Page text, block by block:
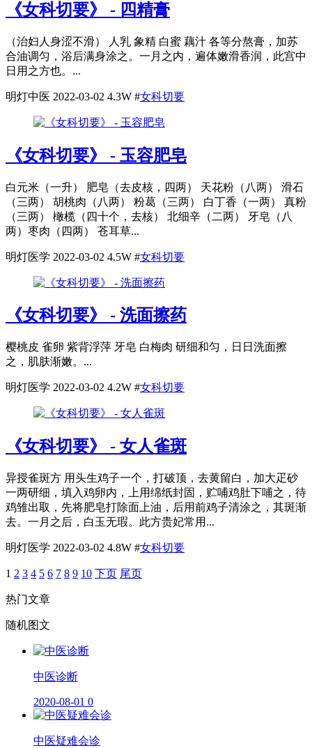
《女科切要》 - 四精膏
（治妇人身涩不滑） 人乳 象精 白蜜 藕汁 各等分熬膏，加苏
合油调匀，浴后满身涂之。一月之内，遍体嫩滑香润，此宫中
日用之方也。...
明灯中医 2022-03-02 4.3W #女科切要
《女科切要》 - 玉容肥皂
白元米（一升） 肥皂（去皮核，四两） 天花粉（八两） 滑石
（三两） 胡桃肉（八两） 粉葛（三两） 白丁香（一两） 真粉
（三两） 橄榄（四十个，去核） 北细辛（二两） 牙皂（八
两）枣肉（四两） 苍耳草...
明灯医学 2022-03-02 4.5W #女科切要
《女科切要》 - 洗面擦药
樱桃皮 雀卵 紫背浮萍 牙皂 白梅肉 研细和匀，日日洗面擦
之，肌肤渐嫩。...
明灯医学 2022-03-02 4.2W #女科切要
《女科切要》 - 女人雀斑
异授雀斑方 用头生鸡子一个，打破顶，去黄留白，加大疋砂
一两研细，填入鸡卵内，上用绵纸封固，贮哺鸡肚下哺之，待
鸡雏出取，先将肥皂打除面上油，后用前鸡子清涂之，其斑渐
去。一月之后，白玉无瑕。此方贵妃常用...
明灯医学 2022-03-02 4.8W #女科切要
1 2 3 4 5 6 7 8 9 10 下页 尾页
热门文章
随机图文
​中医诊断
2020-08-01 0
中医疑难会诊